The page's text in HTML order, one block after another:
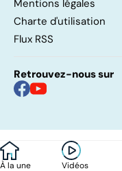
À la une Vidéos
Mentions légales
Charte d'utilisation
Flux RSS
Retrouvez-nous sur